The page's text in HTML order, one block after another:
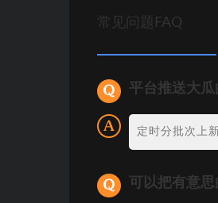
常见问题FAQ
平台推送大
定时分批次上
可以把有意